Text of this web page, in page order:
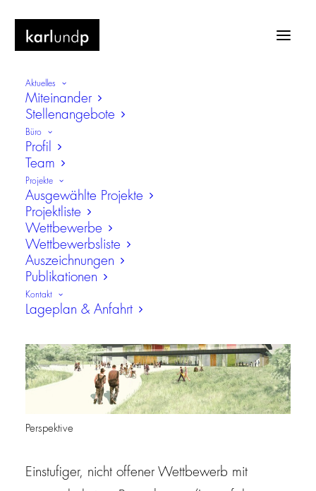
Aktuelles
Miteinander
Stellenangebote
Büro
Profil
Team
Projekte
Ausgewählte Projekte
Projektliste
Wettbewerbe
Wettbewerbsliste
Auszeichnungen
Publikationen
Kontakt
Lageplan & Anfahrt
Neubau Gymnasium Essen-Ost
Perspektive
Einstufiger, nicht offener Wettbewerb mit